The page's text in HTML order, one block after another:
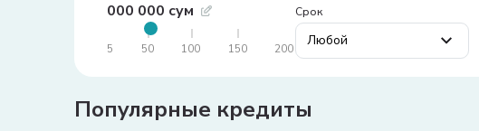
000 000 сум срок
Любой
Популярные кредиты